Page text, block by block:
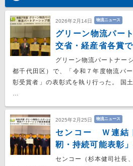
2026年2月14日 物流ニュース
グリーン物流パー
交省・経産省各賞
グリーン物流パートナー
都千代田区）で、「令和７年度物流パ
彰受賞者」の表彰式を執り行った。 国
…
2025年2月25日 物流ニュース
センコー Ｗ連結
靭・持続可能表彰
センコー（杉本健司社長